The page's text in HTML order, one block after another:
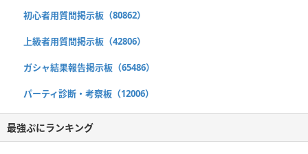
初心者用質問掲示板（80862）
上級者用質問掲示板（42806）
ガシャ結果報告掲示板（65486）
パーティ診断・考察板（12006）
最強ぷにランキング